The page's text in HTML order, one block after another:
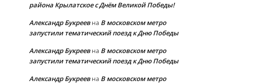
района Крылатское с Днём Великой Победы!
Александр Букреевна В московском метро
запустили тематический поезд к Дню Победы
Александр Букреевна В московском метро
запустили тематический поезд к Дню Победы
Александр Букреевна В московском метро